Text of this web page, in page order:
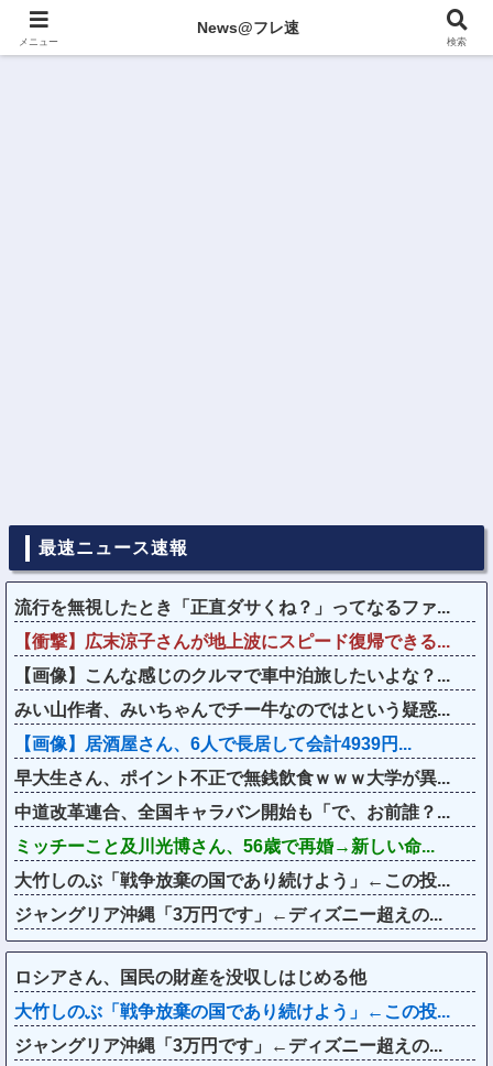
最速ニュース速報
流行を無視したとき「正直ダサくね？」ってなるファ...
【衝撃】広末涼子さんが地上波にスピード復帰できる...
【画像】こんな感じのクルマで車中泊旅したいよな？...
みい山作者、みいちゃんでチー牛なのではという疑惑...
【画像】居酒屋さん、6人で長居して会計4939円...
早大生さん、ポイント不正で無銭飲食ｗｗｗ大学が異...
中道改革連合、全国キャラバン開始も「で、お前誰？...
ミッチーこと及川光博さん、56歳で再婚→新しい命...
大竹しのぶ「戦争放棄の国であり続けよう」←この投...
ジャングリア沖縄「3万円です」←ディズニー超えの...
ロシアさん、国民の財産を没収しはじめる他
大竹しのぶ「戦争放棄の国であり続けよう」←この投...
ジャングリア沖縄「3万円です」←ディズニー超えの...
メニュー
News@フレ速
検索